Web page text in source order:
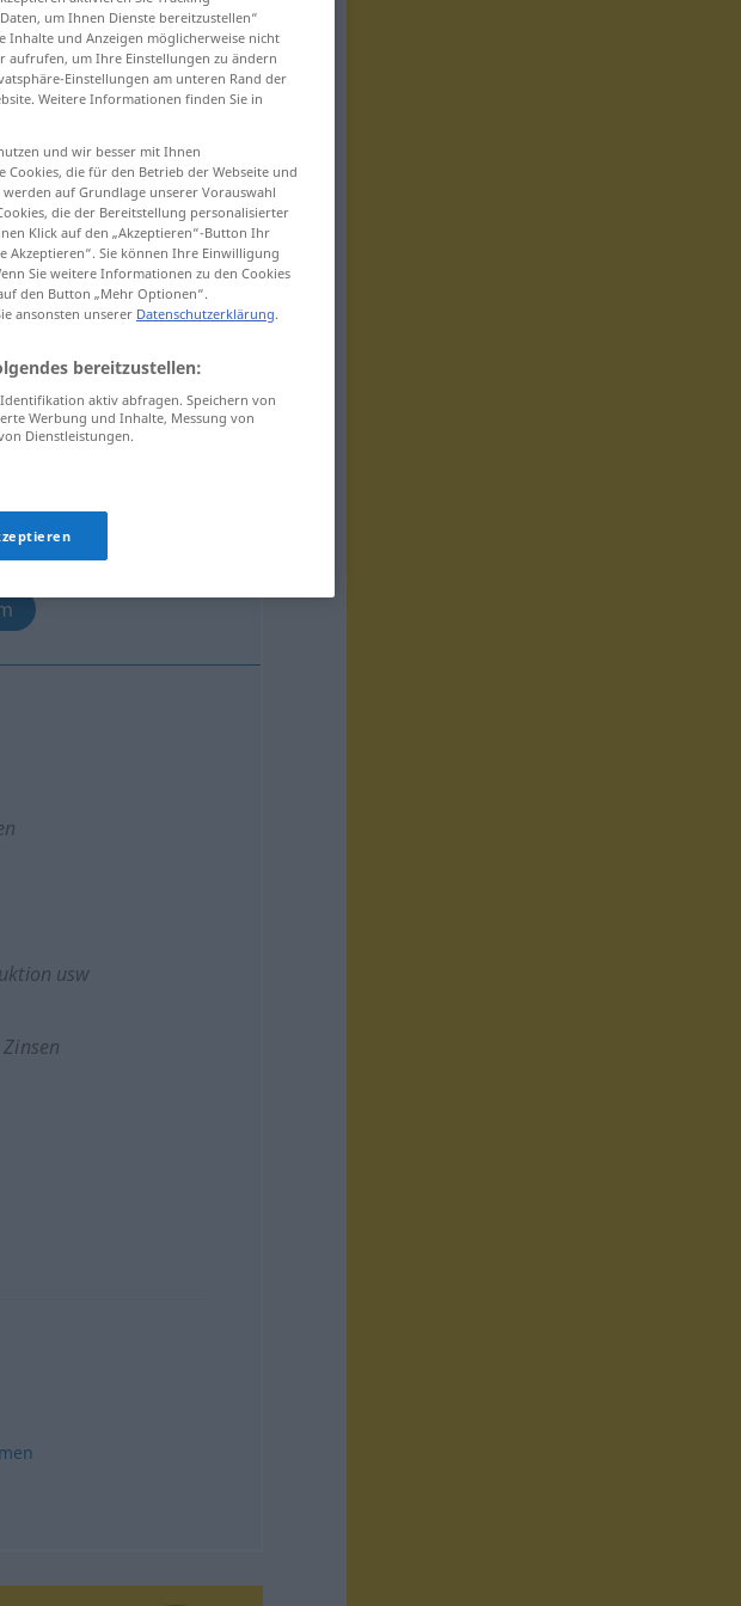
usw
um Ihnen Dienste bereitzustellen“
Inhalte und Anzeigen möglicherweise nicht
aufrufen, um Ihre Einstellungen zu ändern
Einstellungen am unteren Rand der
Weitere Informationen finden Sie in
und wir besser mit Ihnen
die für den Betrieb der Webseite und
auf Grundlage unserer Vorauswahl
die der Bereitstellung personalisierter
Klick auf den „Akzeptieren“-Button Ihr
Akzeptieren“. Sie können Ihre Einwilligung
Sie weitere Informationen zu den Cookies
den Button „Mehr Optionen“.
ansonsten unserer Datenschutzerklärung.
bereitzustellen:
aktiv abfragen. Speichern von
Werbung und Inhalte, Messung von
Dienstleistungen.